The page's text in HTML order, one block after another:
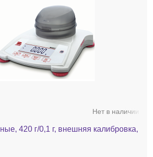
Нет в наличии
420 г/0,1 г, внешняя калибровка,